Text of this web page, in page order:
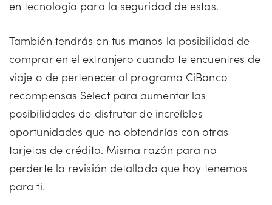
en tecnología para la seguridad de estas.
También tendrás en tus manos la posibilidad de
comprar en el extranjero cuando te encuentres de
viaje o de pertenecer al programa CiBanco
recompensas Select para aumentar las
posibilidades de disfrutar de increíbles
oportunidades que no obtendrías con otras
tarjetas de crédito. Misma razón para no
perderte la revisión detallada que hoy tenemos
para ti.